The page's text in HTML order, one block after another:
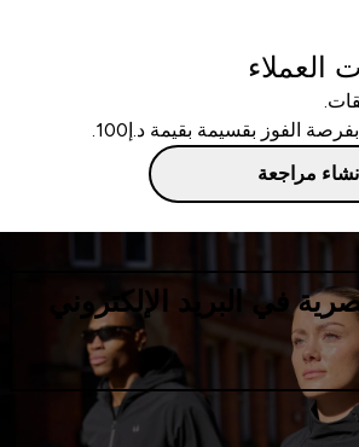
العملاء
الفوز بقسيمة بقيمة د.إ100.
إنشاء مراجعة
في البريد الإلكتروني